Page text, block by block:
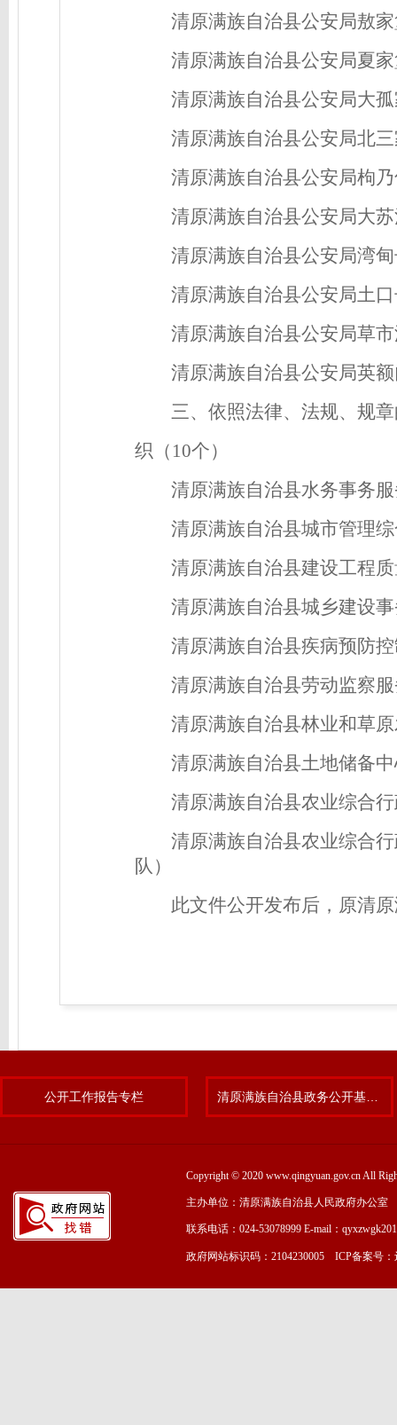
清原满族自治县公安局敖
清原满族自治县公安局夏
清原满族自治县公安局大
清原满族自治县公安局北
清原满族自治县公安局枸
清原满族自治县公安局大
清原满族自治县公安局湾
清原满族自治县公安局土
清原满族自治县公安局草
清原满族自治县公安局英
三、依照法律、法规、规
织（10个）
清原满族自治县水务事务
清原满族自治县城市管理
清原满族自治县建设工程
清原满族自治县城乡建设
清原满族自治县疾病预防
清原满族自治县劳动监察
清原满族自治县林业和草
清原满族自治县土地储备
清原满族自治县农业综合
清原满族自治县农业综合
队）
此文件公开发布后，原清
公开工作报告专栏
Copyright © 2020 www.qingyuan.gov.cn All
主办单位：清原满族自治县人民政府办公室
联系电话：024-53078999 E-mail：
政府网站标识码：2104230005 ICP备案号：